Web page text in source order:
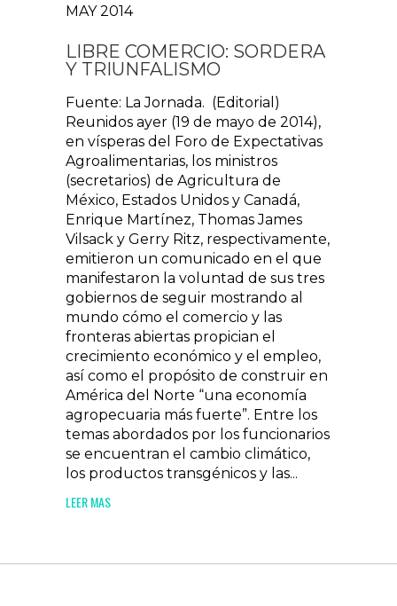
MAY 2014
LIBRE COMERCIO: SORDERA
Y TRIUNFALISMO
Fuente: La Jornada. (Editorial)
Reunidos ayer (19 de mayo de 2014),
en vísperas del Foro de Expectativas
Agroalimentarias, los ministros
(secretarios) de Agricultura de
México, Estados Unidos y Canadá,
Enrique Martínez, Thomas James
Vilsack y Gerry Ritz, respectivamente,
emitieron un comunicado en el que
manifestaron la voluntad de sus tres
gobiernos de seguir mostrando al
mundo cómo el comercio y las
fronteras abiertas propician el
crecimiento económico y el empleo,
así como el propósito de construir en
América del Norte “una economía
agropecuaria más fuerte”. Entre los
temas abordados por los funcionarios
se encuentran el cambio climático,
los productos transgénicos y las...
LEER MAS